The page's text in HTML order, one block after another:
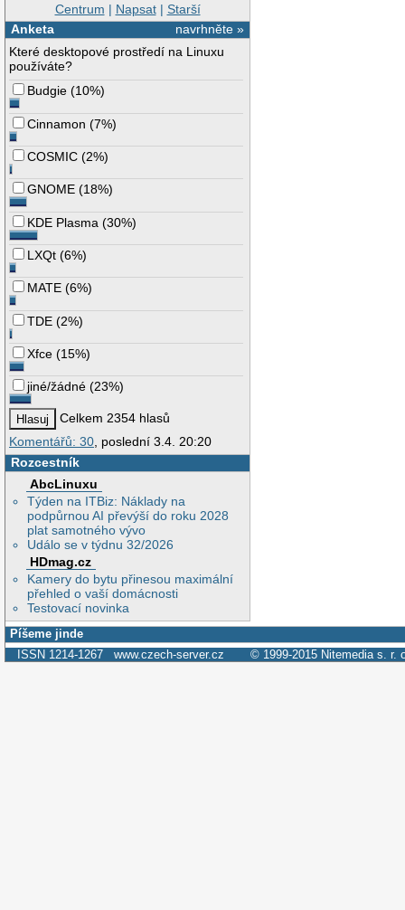
Centrum | Napsat| Starší
navrhněte »
Anketa
Které desktopové prostředí na Linuxu
používáte?
Budgie (10%)
Cinnamon (7%)
COSMIC (2%)
GNOME (18%)
KDE Plasma (30%)
LXQt (6%)
MATE (6%)
TDE (2%)
Xfce (15%)
jiné/žádné (23%)
Celkem 2354 hlasů
Komentářů: 30 , poslední 3.4. 20:20
Rozcestník
AbcLinuxu
Týden na ITBiz: Náklady na
podpůrnou AI převýší do roku 2028
plat samotného vývo
Událo se v týdnu 32/2026
HDmag.cz
Kamery do bytu přinesou maximální
přehled o vaší domácnosti
Testovací novinka
Píšeme jinde
ISSN 1214-1267 www.czech-server.cz © 1999-2015 Nitemedia s. r.